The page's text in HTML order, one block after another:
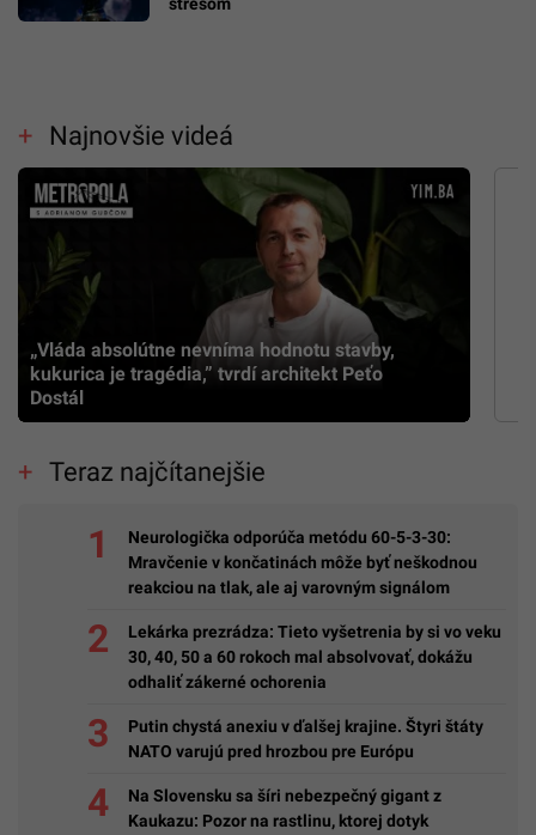
Najnovšie videá
„Vláda absolútne nevníma hodnotu stavby,
kukurica je tragédia,” tvrdí architekt Peťo
Dostál
Teraz najčítanejšie
Neurologička odporúča metódu 60-5-3-30:
Mravčenie v končatinách môže byť neškodnou
reakciou na tlak, ale aj varovným signálom
Lekárka prezrádza: Tieto vyšetrenia by si vo veku
30, 40, 50 a 60 rokoch mal absolvovať, dokážu
odhaliť zákerné ochorenia
Putin chystá anexiu v ďalšej krajine. Štyri štáty
NATO varujú pred hrozbou pre Európu
Na Slovensku sa šíri nebezpečný gigant z
Kaukazu: Pozor na rastlinu, ktorej dotyk